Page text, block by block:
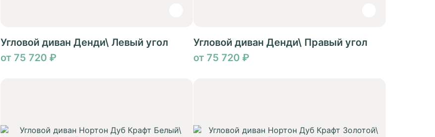
Угловой диван Денди\ Левый угол
от 75 720 ₽
Угловой диван Денди\ Правый угол
от 75 720 ₽